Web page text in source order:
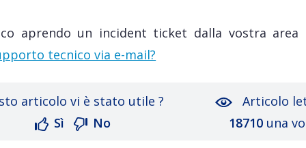
aprendo un incident ticket dalla vostra area
tecnico via e-mail?
articolo vi è stato utile ?
Sì
No
Articolo
18710 una